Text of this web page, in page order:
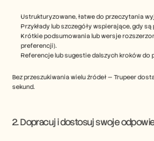
Ustrukturyzowane, łatwe do przeczytania
Przykłady lub szczegóły wspierające, gdy są
Krótkie podsumowania lub wersje
preferencji).
Referencje lub sugestie dalszych kroków do
Bez przeszukiwania wielu źródeł — Trupeer
sekund.
2. Dopracuj i dostosuj swoje